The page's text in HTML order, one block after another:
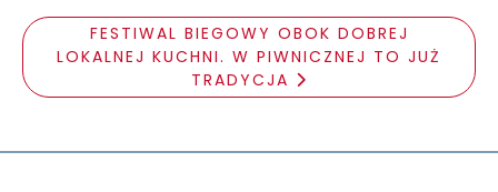
FESTIWAL BIEGOWY OBOK DOBREJ
LOKALNEJ KUCHNI. W PIWNICZNEJ TO JUŻ
TRADYCJA